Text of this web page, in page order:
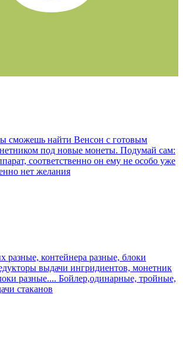
сможешь найти Венсон с готовым
под новые монеты. Подумай сам:
соответственно он ему не особо уже
нет желания
разные, контейнера разные, блоки
выдачи ингридиентов, монетник
разные.... Бойлер,одинарные, тройные,
стаканов